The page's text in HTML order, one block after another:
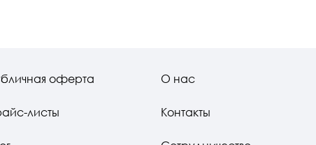
оферта
листы
О нас
Контакты